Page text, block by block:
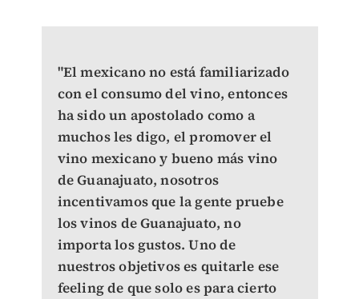
"El mexicano no está familiarizado
con el consumo del vino, entonces
ha sido un apostolado como a
muchos les digo, el promover el
vino mexicano y bueno más vino
de Guanajuato, nosotros
incentivamos que la gente pruebe
los vinos de Guanajuato, no
importa los gustos. Uno de
nuestros objetivos es quitarle ese
feeling de que solo es para cierto